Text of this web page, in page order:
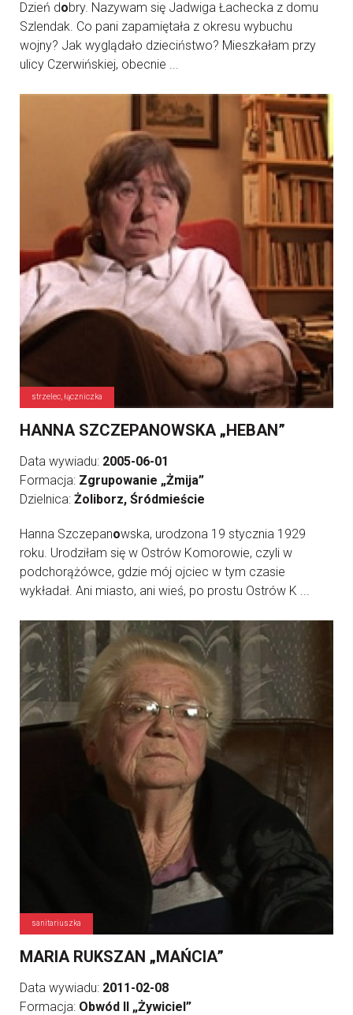
Dzień dobry. Nazywam się Jadwiga Łachecka z domu
Szlendak. Co pani zapamiętała z okresu wybuchu
wojny? Jak wyglądało dzieciństwo? Mieszkałam przy
ulicy Czerwińskiej, obecnie ...
strzelec, łączniczka
HANNA SZCZEPANOWSKA „HEBAN”
Data wywiadu: 2005-06-01
Formacja: Zgrupowanie „Żmija”
Dzielnica: Żoliborz, Śródmieście
Hanna Szczepanowska, urodzona 19 stycznia 1929
roku. Urodziłam się w Ostrów Komorowie, czyli w
podchorążówce, gdzie mój ojciec w tym czasie
wykładał. Ani miasto, ani wieś, po prostu Ostrów K ...
sanitariuszka
MARIA RUKSZAN „MAŃCIA”
Data wywiadu: 2011-02-08
Formacja: Obwód II „Żywiciel”